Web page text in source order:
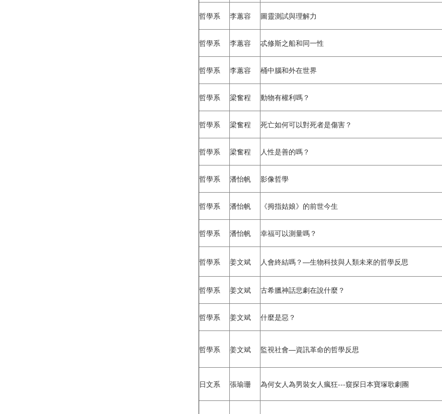
哲學系 李蕙容 圖靈測試與理解力
哲學系 李蕙容 忒修斯之船和同一性
哲學系 李蕙容 桶中腦和外在世界
哲學系 梁奮程 動物有權利嗎？
哲學系 梁奮程 死亡如何可以對死者是傷害？
哲學系 梁奮程 人性是善的嗎？
哲學系 潘怡帆 影像哲學
哲學系 潘怡帆 《拇指姑娘》的前世今生
哲學系 潘怡帆 幸福可以測量嗎？
哲學系 姜文斌 人會終結嗎？—生物科技與人類未來的哲學反思
哲學系 姜文斌 古希臘神話悲劇在說什麼？
哲學系 姜文斌 什麼是惡？
哲學系 姜文斌 監視社會—資訊革命的哲學反思
日文系 張瑜珊 為何女人為男裝女人瘋狂---窺探日本寶塚歌劇團